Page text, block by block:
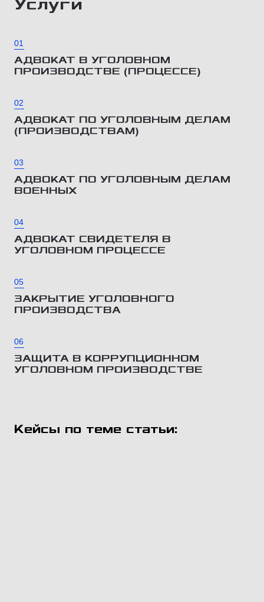
Услуги
01
АДВОКАТ В УГОЛОВНОМ
ПРОИЗВОДСТВЕ (ПРОЦЕССЕ)
02
АДВОКАТ ПО УГОЛОВНЫМ ДЕЛАМ
(ПРОИЗВОДСТВАМ)
03
АДВОКАТ ПО УГОЛОВНЫМ ДЕЛАМ
ВОЕННЫХ
04
АДВОКАТ СВИДЕТЕЛЯ В
УГОЛОВНОМ ПРОЦЕССЕ
05
ЗАКРЫТИЕ УГОЛОВНОГО
ПРОИЗВОДСТВА
06
ЗАЩИТА В КОРРУПЦИОННОМ
УГОЛОВНОМ ПРОИЗВОДСТВЕ
Кейсы по теме статьи: